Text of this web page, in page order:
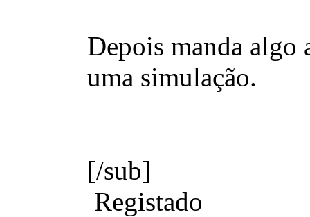
Depois manda algo
uma simulação.
[/sub]
Registado